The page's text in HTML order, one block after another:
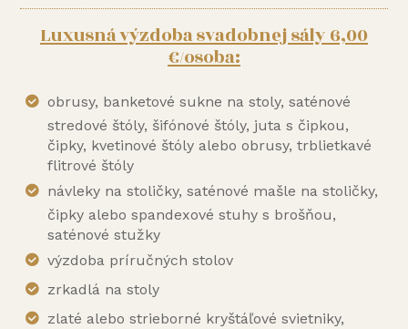
Luxusná výzdoba svadobnej sály 6,00
€/osoba:
obrusy, banketové sukne na stoly, saténové
stredové štóly, šifónové štóly, juta s čipkou,
čipky, kvetinové štóly alebo obrusy, trblietkavé
flitrové štóly
návleky na stoličky, saténové mašle na stoličky,
čipky alebo spandexové stuhy s brošňou,
saténové stužky
výzdoba príručných stolov
zrkadlá na stoly
zlaté alebo strieborné kryštáľové svietniky,